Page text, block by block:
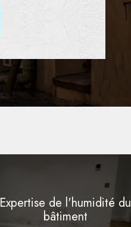
Expertise de l'humidité du
bâtiment